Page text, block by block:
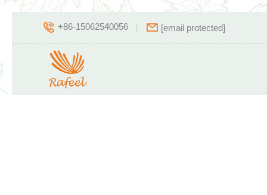
+86-15062540056 [email protected]